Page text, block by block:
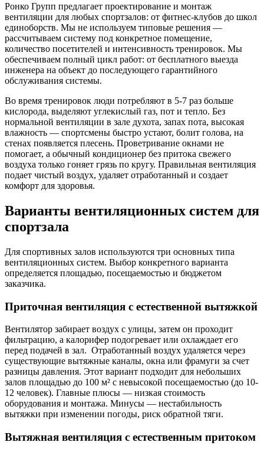
Ронко Групп предлагает проектирование и монтаж
вентиляции для любых спортзалов: от фитнес-клубов до школ
единоборств. Мы не используем типовые решения —
рассчитываем систему под конкретное помещение,
количество посетителей и интенсивность тренировок. Мы
обеспечиваем полный цикл работ: от бесплатного выезда
инженера на объект до последующего гарантийного
обслуживания системы.
Во время тренировок люди потребляют в 5-7 раз больше
кислорода, выделяют углекислый газ, пот и тепло. Без
нормальной вентиляции в зале духота, запах пота, высокая
влажность — спортсмены быстро устают, болит голова, на
стенах появляется плесень. Проветривание окнами не
помогает, а обычный кондиционер без притока свежего
воздуха только гоняет грязь по кругу. Правильная вентиляция
подает чистый воздух, удаляет отработанный и создает
комфорт для здоровья.
Варианты вентиляционных систем для
спортзала
Для спортивных залов используются три основных типа
вентиляционных систем. Выбор конкретного варианта
определяется площадью, посещаемостью и бюджетом
заказчика.
Приточная вентиляция с естественной вытяжкой
Вентилятор забирает воздух с улицы, затем он проходит
фильтрацию, а калорифер подогревает или охлаждает его
перед подачей в зал. Отработанный воздух удаляется через
существующие вытяжные каналы, окна или фрамуги за счет
разницы давления. Этот вариант подходит для небольших
залов площадью до 100 м² с невысокой посещаемостью (до 10-
12 человек). Главные плюсы — низкая стоимость
оборудования и монтажа. Минусы — нестабильность
вытяжки при изменении погоды, риск обратной тяги.
Вытяжная вентиляция с естественным притоком